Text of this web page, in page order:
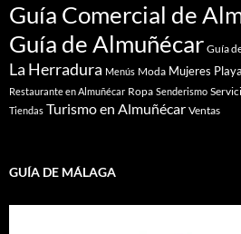
Guía Comercial de
Guía de Almuñécar Guía
La Herradura Menús Moda Mujeres Playa
Restaurante en Almuñécar Ropa Senderismo
Tiendas Turismo en Almuñécar Ventas
GUÍA DE MÁLAGA